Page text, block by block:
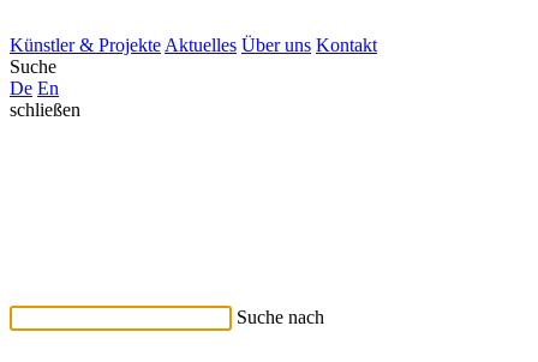
Künstler & Projekte Aktuelles Über uns Kontakt
Suche
De En
schließen
Suche nach